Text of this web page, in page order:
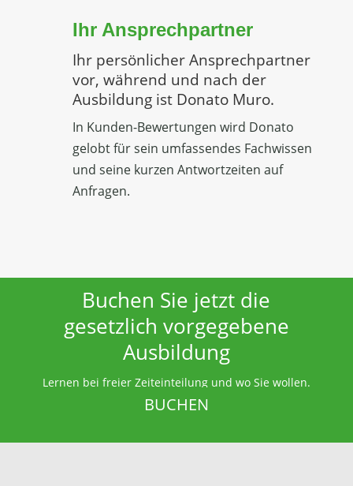
Ihr Ansprechpartner
Ihr persönlicher Ansprechpartner
vor, während und nach der
Ausbildung ist Donato Muro.
In Kunden-Bewertungen wird Donato
gelobt für sein umfassendes Fachwissen
und seine kurzen Antwortzeiten auf
Anfragen.
Buchen Sie jetzt die
gesetzlich vorgegebene
Ausbildung
Lernen bei freier Zeiteinteilung und wo Sie wollen.
BUCHEN